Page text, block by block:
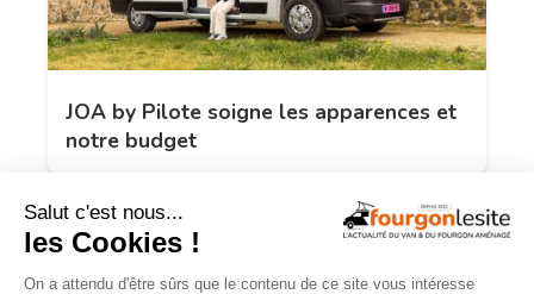
JOA by Pilote soigne les apparences et
notre budget